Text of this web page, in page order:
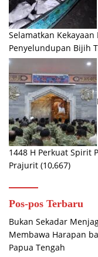
Selamatkan
Penyelundupan Bijih
1448 H Perkuat Spirit
Prajurit (10,667)
Pos-pos Terbaru
Bukan Sekadar
Membawa Harapan
Papua Tengah